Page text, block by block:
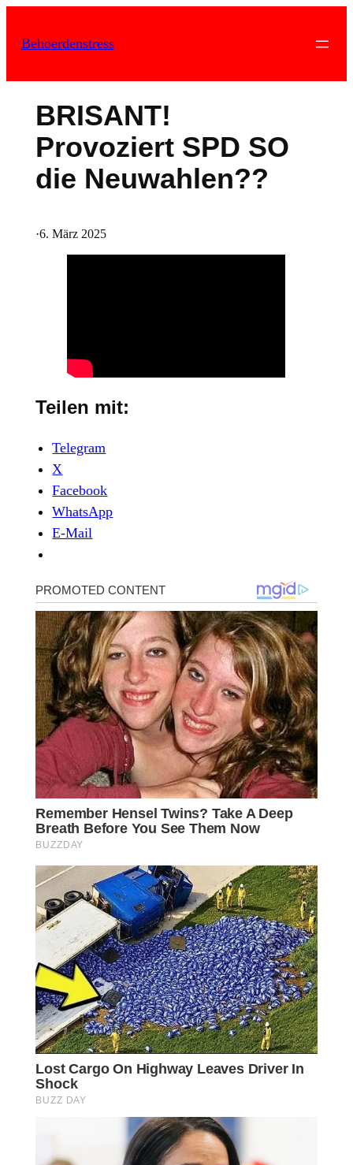
Inhalt
Behoerdenstress
BRISANT!
Provoziert SPD SO
die Neuwahlen??
·6. März 2025
Teilen mit:
Telegram
X
Facebook
WhatsApp
E-Mail